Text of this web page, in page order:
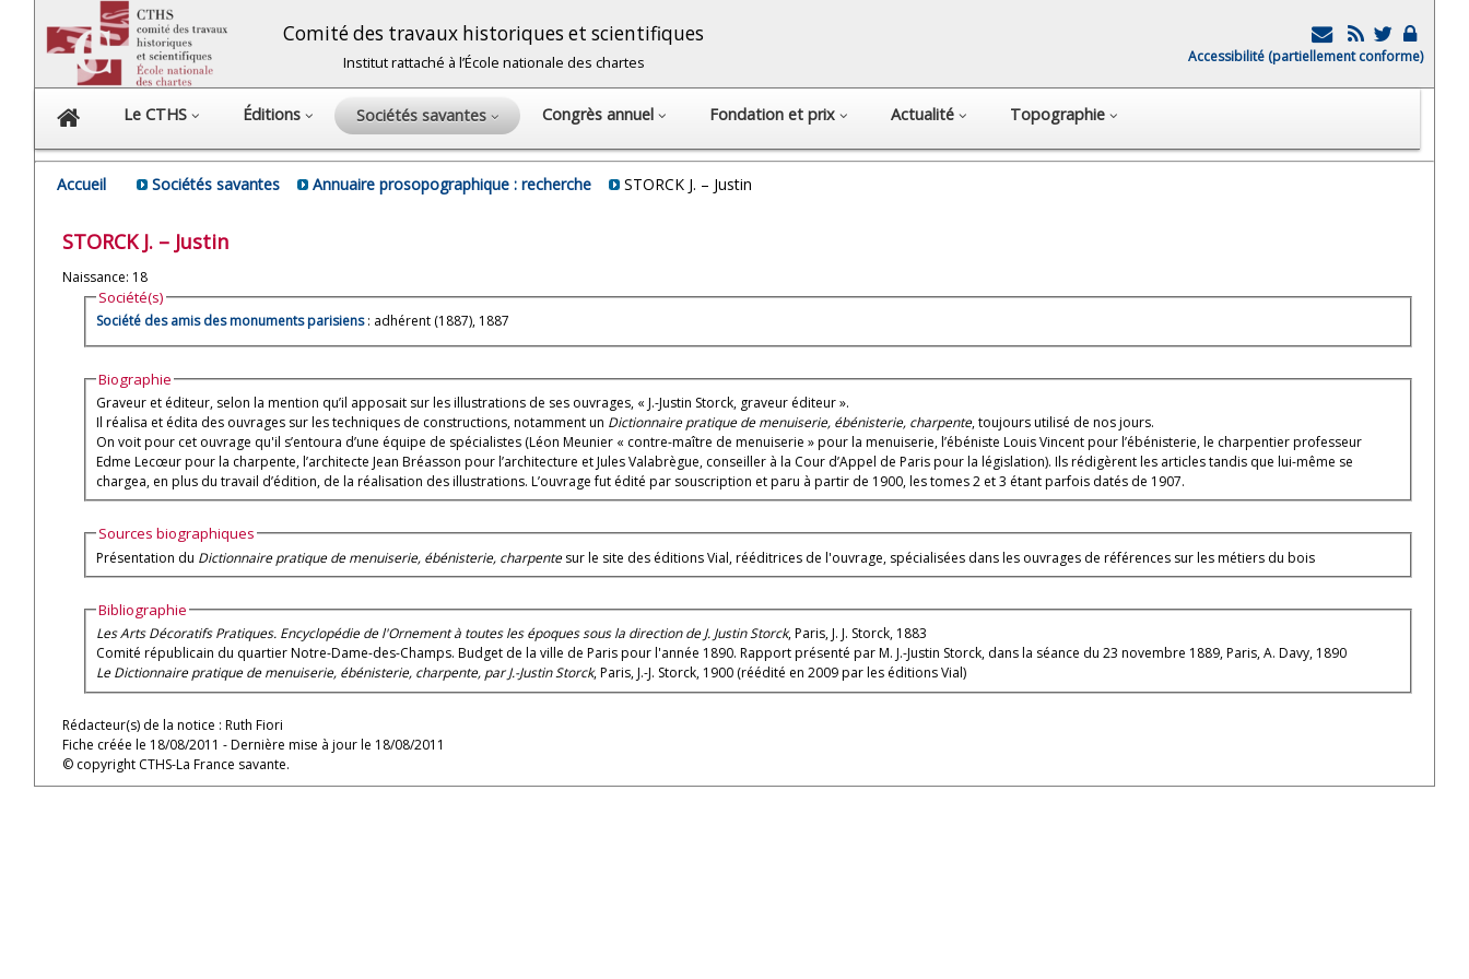
Comité des travaux historiques et scientifiques
Institut rattaché à l’École nationale des chartes Accessibilité (partiellement conforme)
Le CTHS Éditions Sociétés savantes Congrès annuel Fondation et prix Actualité Topographie
Accueil Sociétés savantes Annuaire prosopographique : recherche STORCK J. – Justin
STORCK J. – Justin
Naissance: 18
Société(s)
Société des amis des monuments parisiens: adhérent (1887), 1887
Biographie
Graveur et éditeur, selon la mention qu’il apposait sur les illustrations de ses ouvrages, « J.-Justin Storck, graveur éditeur ».
Il réalisa et édita des ouvrages sur les techniques de constructions, notamment un Dictionnaire pratique de menuiserie, ébénisterie, charpente, toujours utilisé de nos jours.
On voit pour cet ouvrage qu'il s’entoura d’une équipe de spécialistes (Léon Meunier « contre-maître de menuiserie » pour la menuiserie, l’ébéniste Louis Vincent pour l’ébénisterie, le charpentier professeur
Edme Lecœur pour la charpente, l’architecte Jean Bréasson pour l’architecture et Jules Valabrègue, conseiller à la Cour d’Appel de Paris pour la législation). Ils rédigèrent les articles tandis que lui-même se
chargea, en plus du travail d’édition, de la réalisation des illustrations. L’ouvrage fut édité par souscription et paru à partir de 1900, les tomes 2 et 3 étant parfois datés de 1907.
Sources biographiques
Présentation du Dictionnaire pratique de menuiserie, ébénisterie, charpentesur le site des éditions Vial, rééditrices de l'ouvrage, spécialisées dans les ouvrages de références sur les métiers du bois
Bibliographie
Les Arts Décoratifs Pratiques. Encyclopédie de l'Ornement à toutes les époques sous la direction de J. Justin Storck, Paris, J. J. Storck, 1883
Comité républicain du quartier Notre-Dame-des-Champs. Budget de la ville de Paris pour l'année 1890. Rapport présenté par M. J.-Justin Storck, dans la séance du 23 novembre 1889, Paris, A. Davy, 1890
Le Dictionnaire pratique de menuiserie, ébénisterie, charpente, par J.-Justin Storck, Paris, J.-J. Storck, 1900 (réédité en 2009 par les éditions Vial)
Rédacteur(s) de la notice : Ruth Fiori
Fiche créée le 18/08/2011 - Dernière mise à jour le 18/08/2011
© copyright CTHS-La France savante.